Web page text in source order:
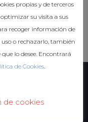
propias y de terceros
su visita a sus
recoger información de
o rechazarlo, también
lo desee. Encontrará
de Cookies.
de cookies